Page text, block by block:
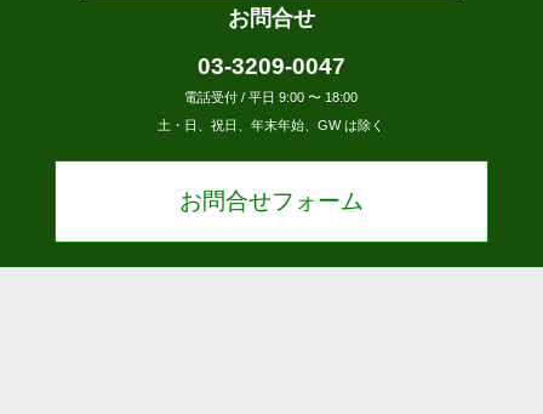
お問合せ
03-3209-0047
電話受付 / 平日 9:00 〜 18:00
土・日、祝日、年末年始、GW は除く
お問合せフォーム